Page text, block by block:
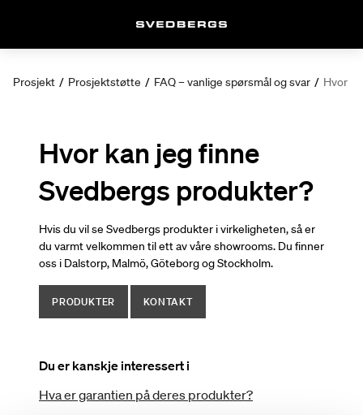
Prosjekt / Prosjektstøtte / FAQ – vanlige spørsmål og svar / Hvor
Hvor kan jeg finne
Svedbergs produkter?
Hvis du vil se Svedbergs produkter i virkeligheten, så er
du varmt velkommen til ett av våre showrooms. Du finner
oss i Dalstorp, Malmö, Göteborg og Stockholm.
PRODUKTER KONTAKT
Du er kanskje interessert i
Hva er garantien på deres produkter?